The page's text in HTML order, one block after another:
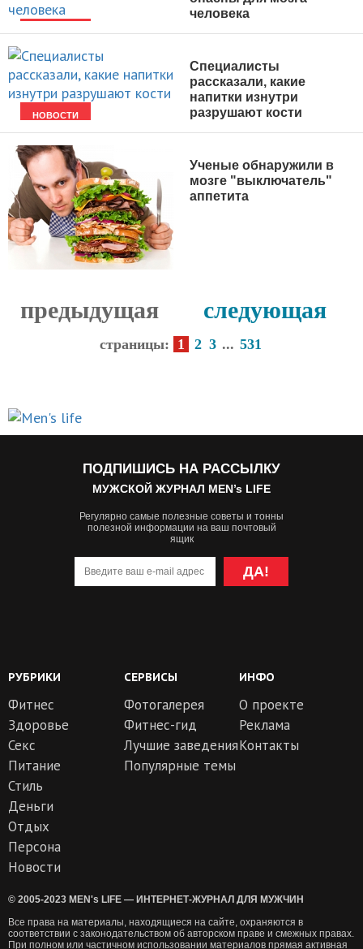
НОВОСТИ
человека
НОВОСТИ
Специалисты
рассказали, какие
напитки изнутри
разрушают кости
Ученые обнаружили в
мозге "выключатель"
аппетита
предыдущая следующая
страницы: 1 2 3 ... 531
ПОДПИШИСЬ НА РАССЫЛКУ
МУЖСКОЙ ЖУРНАЛ MEN’s LIFE
Регулярно самые полезные советы и тонны
полезной информации на ваш почтовый
ящик
ДА!
РУБРИКИ
Фитнес
Здоровье
Секс
Питание
Стиль
Деньги
Отдых
Персона
Новости
СЕРВИСЫ
Фотогалерея
Фитнес-гид
Лучшие заведения
Популярные темы
ИНФО
О проекте
Реклама
Контакты
© 2005-2023 MEN's LIFE — ИНТЕРНЕТ-ЖУРНАЛ ДЛЯ МУЖЧИН
Все права на материалы, находящиеся на сайте, охраняются в
соответствии с законодательством об авторском праве и смежных правах.
При полном или частичном использовании материалов прямая активная